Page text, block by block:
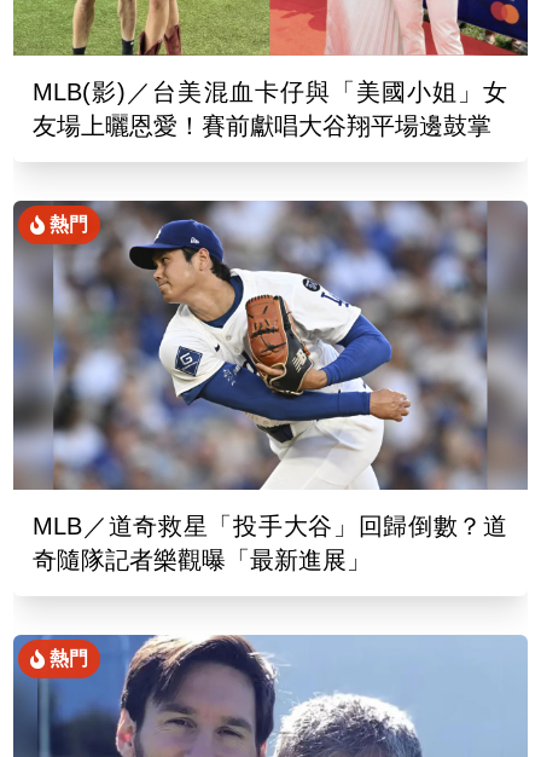
MLB(影)／台美混血卡仔與「美國小姐」女
友場上曬恩愛！賽前獻唱大谷翔平場邊鼓掌
熱門
MLB／道奇救星「投手大谷」回歸倒數？道
奇隨隊記者樂觀曝「最新進展」
熱門